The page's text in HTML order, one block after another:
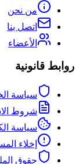
من نحن
اتصل بنا
الأعضاء
روابط قانونية
سياسة
شروط
سياسة
إخلاء
حقوق